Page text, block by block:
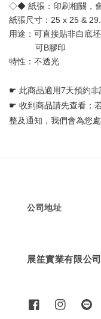
◇◆ 紙張：印刷相關，
紙張尺寸：25 x 25 &
用途：可直接貼非白底坯
可B膠印
特性：不透光
☛ 此商品適用7天預約
☛ 收到商品請先查看；
整及通知，我們會為您
公司地址
展笙實業有限公